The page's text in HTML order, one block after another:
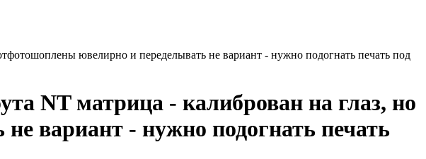
ювелирно и переделывать не вариант - нужно подогнать печать под
NT матрица - калиброван на глаз, но
вариант - нужно подогнать печать